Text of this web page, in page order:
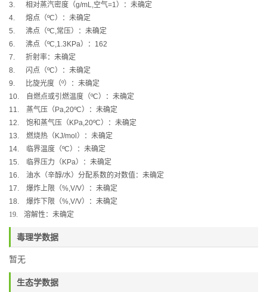
3.
相对蒸汽密度（g/mL,空气=1）：未确定
4.
熔点（ºC）：未确定
5.
沸点（ºC,常压）：未确定
6.
沸点（ºC,1.3KPa）： 162
7.
折射率：未确定
8.
闪点（ºC）：未确定
9.
比旋光度（º）：未确定
10.
自燃点或引燃温度（ºC）：未确定
11.
蒸气压（ Pa,20ºC）：未确定
12.
饱和蒸气压（ KPa,20ºC）：未确定
13.
燃烧热（ KJ/mol ）：未确定
14.
临界温度（ºC）：未确定
15.
临界压力（ KPa）：未确定
16.
油水（辛醇/水）分配系数的对数值：未确定
17.
爆炸上限（%,V/V）：未确定
18.
爆炸下限（%,V/V）：未确定
19.
溶解性：未确定
毒理学数据
暂无
生态学数据